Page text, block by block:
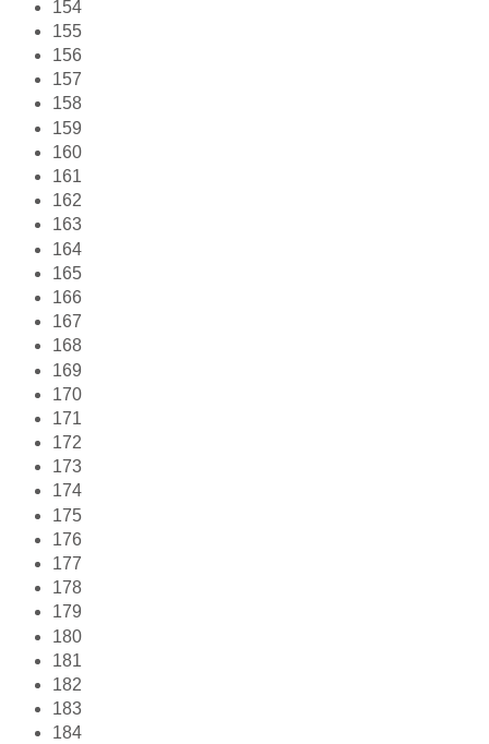
154
155
156
157
158
159
160
161
162
163
164
165
166
167
168
169
170
171
172
173
174
175
176
177
178
179
180
181
182
183
184